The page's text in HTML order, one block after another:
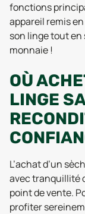
fonctions
appareil remis
son linge tout
monnaie !
OÙ
LINGE
L’achat d’un
avec tranquillité
point de vente.
profiter